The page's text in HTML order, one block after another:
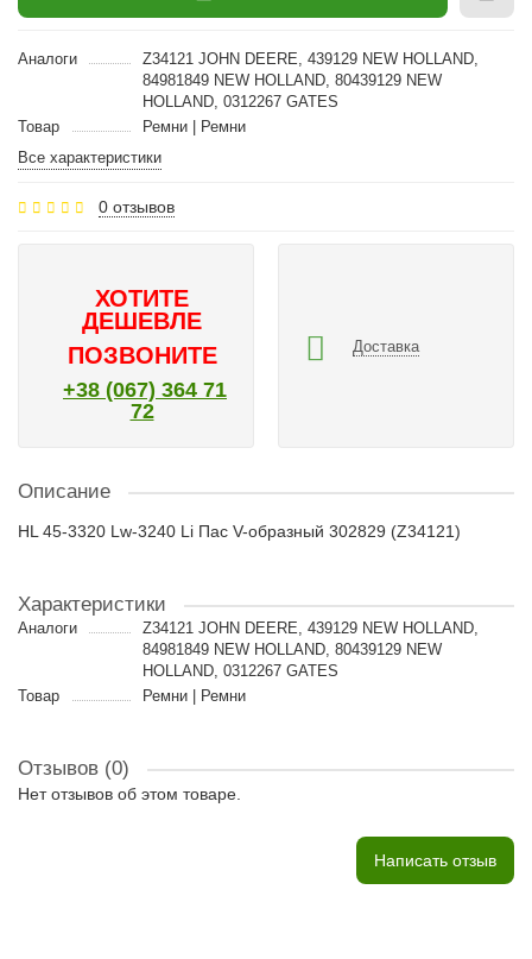
Аналоги
Z34121 JOHN DEERE, 439129 NEW HOLLAND,
84981849 NEW HOLLAND, 80439129 NEW
HOLLAND, 0312267 GATES
Товар
Ремни | Ремни
Все характеристики
0 отзывов
ХОТИТЕ
ДЕШЕВЛЕ
ПОЗВОНИТЕ
+38 (067) 364 71
72
Доставка
Описание
HL 45-3320 Lw-3240 Li Пас V-образный 302829 (Z34121)
Характеристики
Аналоги
Z34121 JOHN DEERE, 439129 NEW HOLLAND,
84981849 NEW HOLLAND, 80439129 NEW
HOLLAND, 0312267 GATES
Товар
Ремни | Ремни
Отзывов (0)
Нет отзывов об этом товаре.
Написать отзыв